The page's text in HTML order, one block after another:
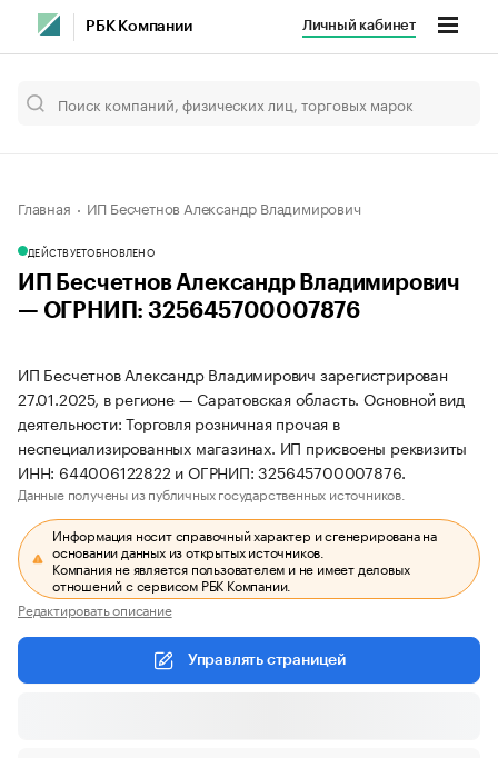
РБК Компании Личный кабинет
Главная ИП Бесчетнов Александр Владимирович
ДЕЙСТВУЕТОБНОВЛЕНО
ИП Бесчетнов Александр Владимирович
— ОГРНИП: 325645700007876
ИП Бесчетнов Александр Владимирович зарегистрирован
27.01.2025, в регионе — Саратовская область. Основной вид
деятельности: Торговля розничная прочая в
неспециализированных магазинах. ИП присвоены реквизиты
ИНН: 644006122822 и ОГРНИП: 325645700007876.
Данные получены из публичных государственных источников.
Информация носит справочный характер и сгенерирована на
основании данных из открытых источников.
Компания не является пользователем и не имеет деловых
отношений с сервисом РБК Компании.
Редактировать описание
Управлять страницей